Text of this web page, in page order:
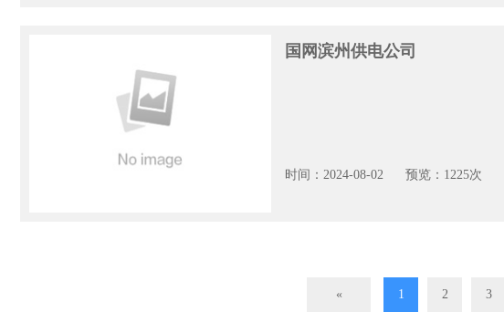
国网滨州供电公司
时间：2024-08-02 预览：1225次
« 1 2 3